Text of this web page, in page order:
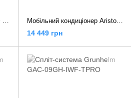
14 449 грн